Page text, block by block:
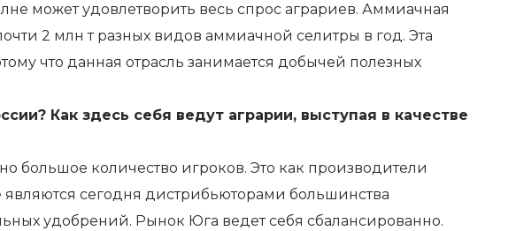
может удовлетворить весь спрос аграриев. Аммиачная
2 млн т разных видов аммиачной селитры в год. Эта
что данная отрасль занимается добычей полезных
Как здесь себя ведут аграрии, выступая в качестве
большое количество игроков. Это как производители
сегодня дистрибьюторами большинства
удобрений. Рынок Юга ведет себя сбалансированно.